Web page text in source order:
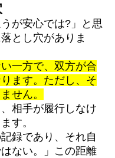
が安心では?」と思
とし穴がありま
一方で、双方が合
ます。ただし、そ
せん。
相手が履行しなけ
す。
録であり、それ自
ない。」この距離